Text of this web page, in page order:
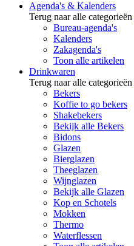
Agenda's & Kalenders
Terug naar alle categorieën
Bureau-agenda's
Kalenders
Zakagenda's
Toon alle artikelen
Drinkwaren
Terug naar alle categorieën
Bekers
Koffie to go bekers
Shakebekers
Bekijk alle Bekers
Bidons
Glazen
Bierglazen
Theeglazen
Wijnglazen
Bekijk alle Glazen
Kop en Schotels
Mokken
Thermo
Waterflessen